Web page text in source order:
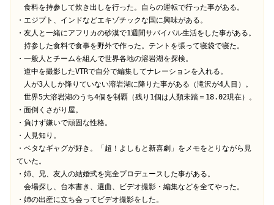
食料を持参して炊き出しを行った。自らの運転で行った事がある。
・エジプト、インドなどエキゾチックな国に興味がある。
・友人と一緒にアフリカの砂漠で1週間サバイバル生活をした事がある。
持参した食料で食事を野外で作った。テントを張って寝袋で寝た。
・一般人とチームを組んで世界各地の溶岩湖を探検。
道中を撮影したVTRで自分で編集してナレーションを入れる。
人が3人しか降りていない溶岩湖に降りた事がある（滝沢が4人目）。
世界5大溶岩湖のうち4個を制覇（残り1個は人類未踏＝18.02現在）。
・面倒くさがり屋。
・負けず嫌いで頑固な性格。
・人見知り。
・ベタなギャグが好き。「超！よしもと新喜劇」をメモをとりながら見
ていた。
・姉、兄、友人の結婚式を完全プロデュースした事がある。
会場探し、台本書き、選曲、ビデオ撮影・編集などを全てやった。
・姉の出産に立ち会ってビデオ撮影をした。